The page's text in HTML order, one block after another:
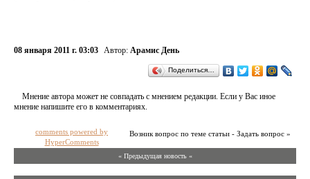
08 января 2011 г. 03:03 Автор: Арамис День
Поделиться…
Мнение автора может не совпадать с мнением редакции. Если у Вас иное
мнение напишите его в комментариях.
Возник вопрос по теме статьи - Задать вопрос »
comments powered by
HyperComments
« Предыдущая новость «